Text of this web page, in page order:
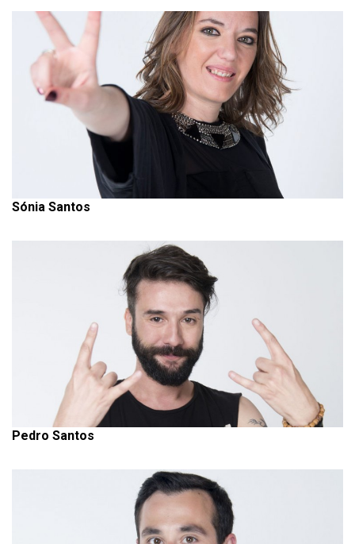
Sónia Santos
Pedro Santos